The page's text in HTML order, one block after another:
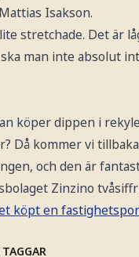
Isakson.
stretchade. Det är
man inte absolut
köper dippen i
Då kommer vi
och den är
Zinzino
köpt en
TAGGAR